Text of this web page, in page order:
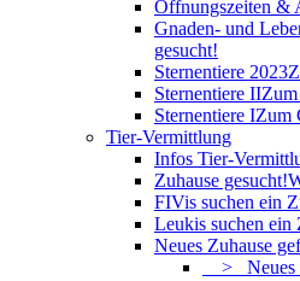
Öffnungszeiten &
Gnaden- und
gesucht!
Sternentiere 2023
Sternentiere II
Sternentiere IZum
Tier-Vermittlung
Infos Tier-
Zuhause gesucht!
FIVis suchen ein
Leukis suchen ein
Neues Zuhause
> Neues